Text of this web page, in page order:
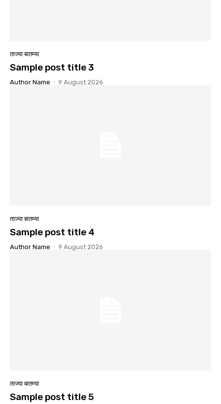
ताज्या बातम्या
Sample post title 3
Author Name - 9 August 2026
ताज्या बातम्या
Sample post title 4
Author Name - 9 August 2026
ताज्या बातम्या
Sample post title 5